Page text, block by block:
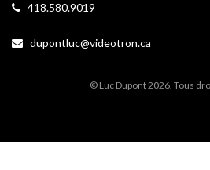
418.580.9019
dupontluc@videotron.ca
© Luc Dupont 2026. Tous